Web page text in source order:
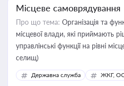
Місцеве самоврядування
Про що тема: Організація та
місцевої влади, які приймають
управлінські функції на рівні
селищ)
Державна служба ЖКГ,